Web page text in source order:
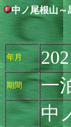
中ノ尾根山～
年月
期間 一
中